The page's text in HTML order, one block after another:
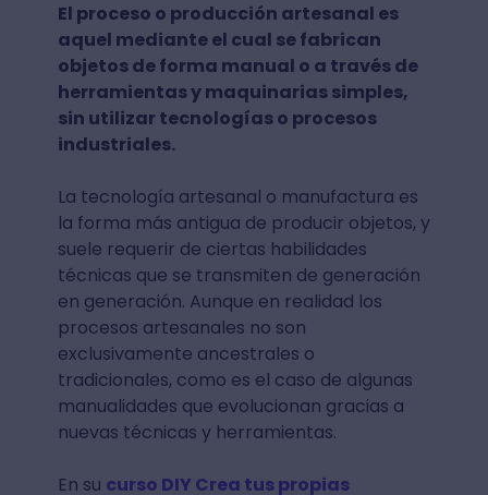
El proceso o producción artesanal es
aquel mediante el cual se fabrican
objetos de forma manual o a través de
herramientas y maquinarias simples,
sin utilizar tecnologías o procesos
industriales.
La tecnología artesanal o manufactura es
la forma más antigua de producir objetos, y
suele requerir de ciertas habilidades
técnicas que se transmiten de generación
en generación. Aunque en realidad los
procesos artesanales no son
exclusivamente ancestrales o
tradicionales, como es el caso de algunas
manualidades que evolucionan gracias a
nuevas técnicas y herramientas.
En su curso DIY Crea tus propias